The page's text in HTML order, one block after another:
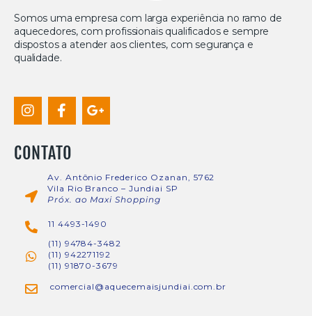
Somos uma empresa com larga experiência no ramo de
aquecedores, com profissionais qualificados e sempre
dispostos a atender aos clientes, com segurança e
qualidade.
CONTATO
Av. Antônio Frederico Ozanan, 5762
Vila Rio Branco – Jundiai SP
Próx. ao Maxi Shopping
11 4493-1490
(11) 94784-3482
(11) 942271192
(11) 91870-3679
comercial@aquecemaisjundiai.com.br